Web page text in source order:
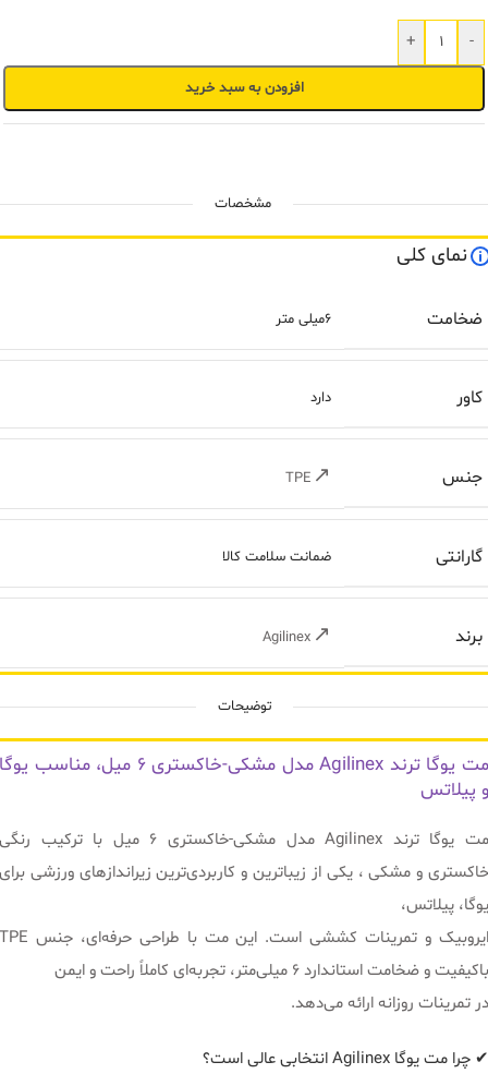
-
+
افزودن به سبد خرید
توضیحات
مت یوگا ترند Agilinex مدل مشکی-خاکستری 6 میل، مناسب یوگا
و پیلاتس
مت یوگا ترند Agilinex مدل مشکی-خاکستری 6 میل با ترکیب رنگی
خاکستری و مشکی ، یکی از زیباترین و کاربردی‌ترین زیراندازهای ورزشی برای
یوگا، پیلاتس،
ایروبیک و تمرینات کششی است. این مت با طراحی حرفه‌ای، جنس TPE
باکیفیت و ضخامت استاندارد ۶ میلی‌متر، تجربه‌ای کاملاً راحت و ایمن
در تمرینات روزانه ارائه می‌دهد.
✔ چرا مت یوگا Agilinex انتخابی عالی است؟
مشخصات
نمای کلی
ضخامت 6میلی متر
کاور دارد
جنس TPE
گارانتی ضمانت سلامت کالا
برند Agilinex